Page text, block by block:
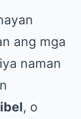
ang mga
naman
, o